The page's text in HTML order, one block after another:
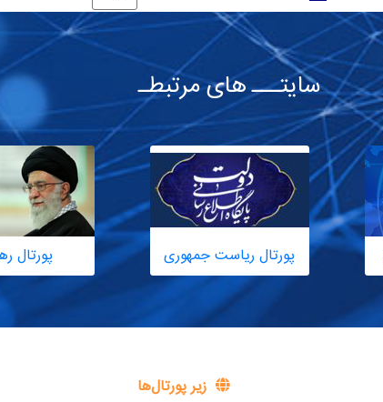
سایتـــ های مرتبطـ
پورتال ریاست جمهوری پورتال
زیر پورتال‌ها